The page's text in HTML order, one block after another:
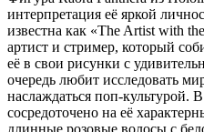
интерпретация её яркой
известна как «The Artist with
артист и стример, который
её в свои рисунки с
очередь любит исследовать
наслаждаться поп-культурой.
сосредоточено на её
длинные розовые волосы с